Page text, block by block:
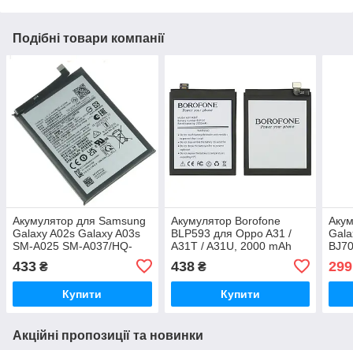
Подібні товари компанії
Акумулятор для Samsung
Galaxy A02s Galaxy A03s
SM-A025 SM-A037/HQ-
50SD/HQ-50S (5000 mAh)
Original PRC
433 ₴
Купити
Акумулятор Borofone
BLP593 для Oppo A31 /
A31T / A31U, 2000 mAh
438₴
Купити
299
Акційні пропозиції та новинки